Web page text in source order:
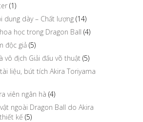
(1)
dung dày – Chất lượng (14)
học trong Dragon Ball (4)
độc giả (5)
vô địch Giải đấu võ thuật (5)
liệu, bút tích Akira Toriyama
viên ngân hà (4)
ngoài Dragon Ball do Akira
kế (5)